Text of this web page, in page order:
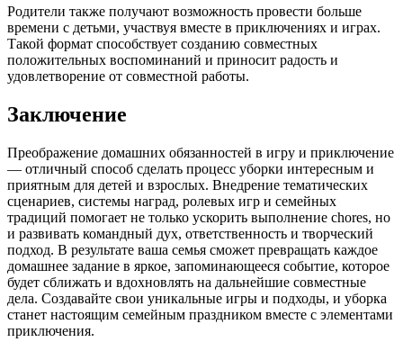
Родители также получают возможность провести больше
времени с детьми, участвуя вместе в приключениях и играх.
Такой формат способствует созданию совместных
положительных воспоминаний и приносит радость и
удовлетворение от совместной работы.
Заключение
Преображение домашних обязанностей в игру и приключение
— отличный способ сделать процесс уборки интересным и
приятным для детей и взрослых. Внедрение тематических
сценариев, системы наград, ролевых игр и семейных
традиций помогает не только ускорить выполнение chores, но
и развивать командный дух, ответственность и творческий
подход. В результате ваша семья сможет превращать каждое
домашнее задание в яркое, запоминающееся событие, которое
будет сближать и вдохновлять на дальнейшие совместные
дела. Создавайте свои уникальные игры и подходы, и уборка
станет настоящим семейным праздником вместе с элементами
приключения.